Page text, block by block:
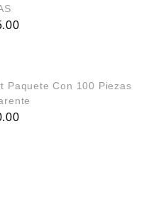
Paquete Con 100 Piezas